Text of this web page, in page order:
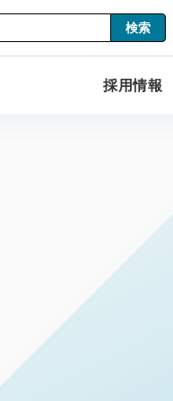
採用情報